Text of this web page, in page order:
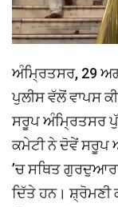
ਅੰਮ੍ਰਿਤਸਰ, 29
ਪੁਲੀਸ ਵੱਲੋਂ ਵਾਪਸ
ਸਰੂਪ ਅੰਮ੍ਰਿਤਸਰ
ਕਮੇਟੀ ਨੇ ਦੋਵੇਂ ਸਰੂਪ
’ਚ ਸਥਿਤ
ਦਿੱਤੇ ਹਨ। ਸ਼੍ਰੋਮਣੀ